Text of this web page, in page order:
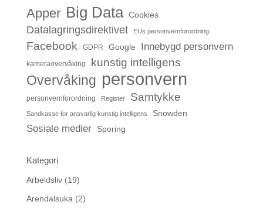
Apper Big Data Cookies
Datalagringsdirektivet EUs personvernforordning
Facebook GDPR Google Innebygd personvern
kameraovervåking kunstig intelligens
Overvåking personvern
personvernforordning Register Samtykke
Sandkasse for ansvarlig kunstig intelligens Snowden
Sosiale medier Sporing
Kategori
Arbeidsliv(19)
Arendalsuka (2)